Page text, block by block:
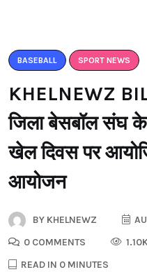
BASEBALL SPORT NEWS
KHELNEWZ
जिला बेसबॉल संघ के
खेल दिवस पर
आयोजन
BY KHELNEWZ
0 COMMENTS
READ IN 0 MINUTES